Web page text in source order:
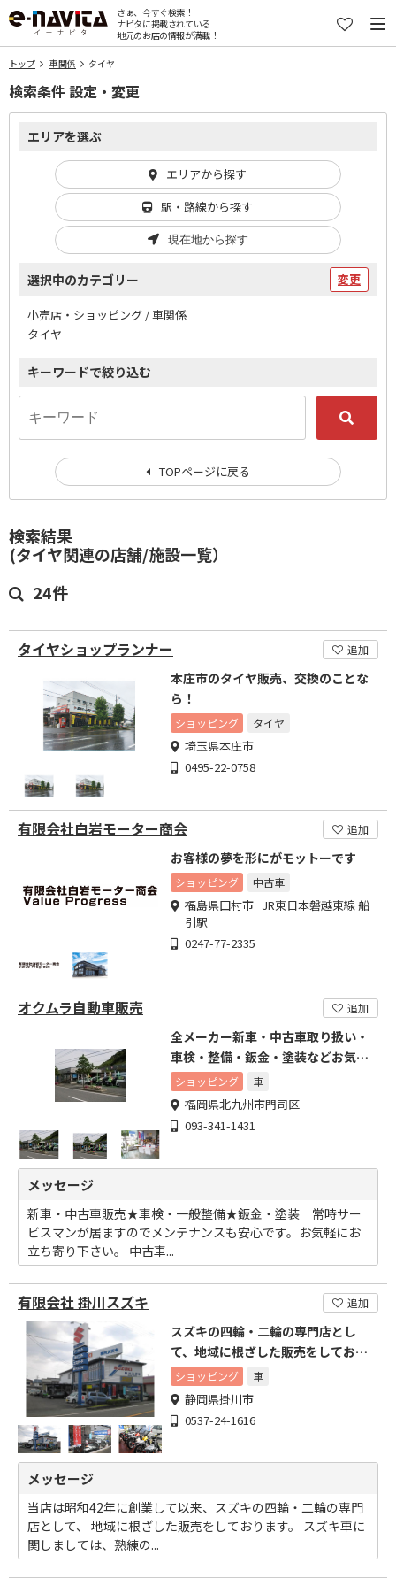
さぁ、今すぐ検索！
ナビタに掲載されている
地元のお店の情報が満載！
トップ 車関係 タイヤ
検索結果
(タイヤ関連の店舗/施設一覧）
24件
タイヤショップランナー 追加
本庄市のタイヤ販売、交換のことな
ら！
ショッピング タイヤ
埼玉県本庄市
0495-22-0758
有限会社白岩モーター商会 追加
お客様の夢を形にがモットーです
ショッピング 中古車
福島県田村市 JR東日本磐越東線 船
引駅
0247-77-2335
オクムラ自動車販売 追加
全メーカー新車・中古車取り扱い・
車検・整備・鈑金・塗装などお気軽
にショッピング 車
福岡県北九州市門司区
093-341-1431
メッセージ
新車・中古車販売★車検・一般整備★鈑金・塗装 常時サー
ビスマンが居ますのでメンテナンスも安心です。お気軽にお
立ち寄り下さい。 中古車...
有限会社 掛川スズキ 追加
スズキの四輪・二輪の専門店とし
て、地域に根ざした販売をしており
ます。
ショッピング 車
静岡県掛川市
0537-24-1616
メッセージ
当店は昭和42年に創業して以来、スズキの四輪・二輪の専門
店として、 地域に根ざした販売をしております。 スズキ車に
関しましては、熟練の...
検索条件 設定・変更
エリアを選ぶ
エリアから探す
駅・路線から探す
現在地から探す
選択中のカテゴリー 変更
小売店・ショッピング / 車関係
タイヤ
キーワードで絞り込む
TOPページに戻る